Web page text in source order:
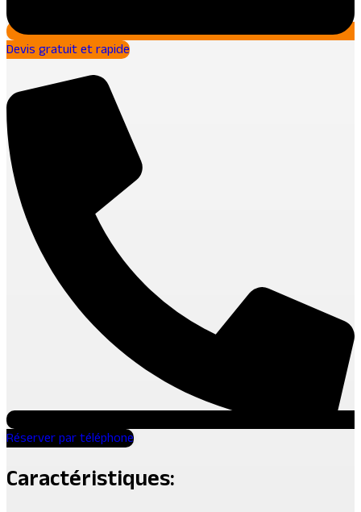
Devis gratuit et rapide
Réserver par téléphone
Caractéristiques: